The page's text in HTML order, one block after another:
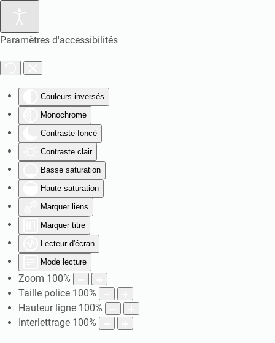
Paramètres d'accessibilités
Couleurs inversés
Monochrome
Contraste foncé
Contraste clair
Basse saturation
Haute saturation
Marquer liens
Marquer titre
Lecteur d'écran
Mode lecture
Zoom 100%
Taille police 100%
Hauteur ligne 100%
Interlettrage 100%